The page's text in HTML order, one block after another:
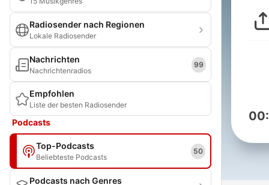
Radiosender nach Regionen
Lokale Radiosender
Nachrichten
Nachrichtenradios
99
Empfohlen
Liste der besten Radiosender
Podcasts
Top-Podcasts
Beliebteste Podcasts
50
Podcasts nach Genres